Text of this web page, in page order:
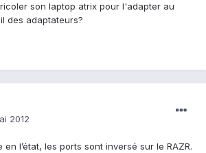
son laptop atrix pour l'adapter au
des adaptateurs?
2012
l’état, les ports sont inversé sur le RAZR.